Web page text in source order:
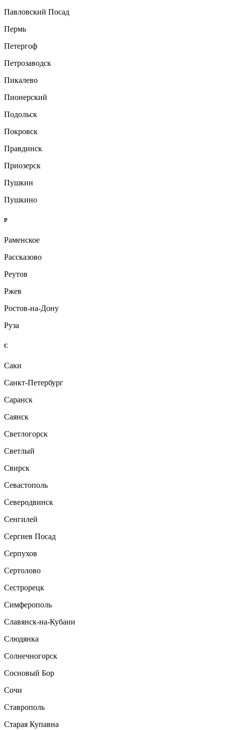
Павловский Посад
Пермь
Петергоф
Петрозаводск
Пикалево
Пионерский
Подольск
Покровск
Правдинск
Приозерск
Пушкин
Пушкино
Р
Раменское
Рассказово
Реутов
Ржев
Ростов-на-Дону
Руза
С
Саки
Санкт-Петербург
Саранск
Саянск
Светлогорск
Светлый
Свирск
Севастополь
Северодвинск
Сенгилей
Сергиев Посад
Серпухов
Сертолово
Сестрорецк
Симферополь
Славянск-на-Кубани
Слюдянка
Солнечногорск
Сосновый Бор
Сочи
Ставрополь
Старая Купавна